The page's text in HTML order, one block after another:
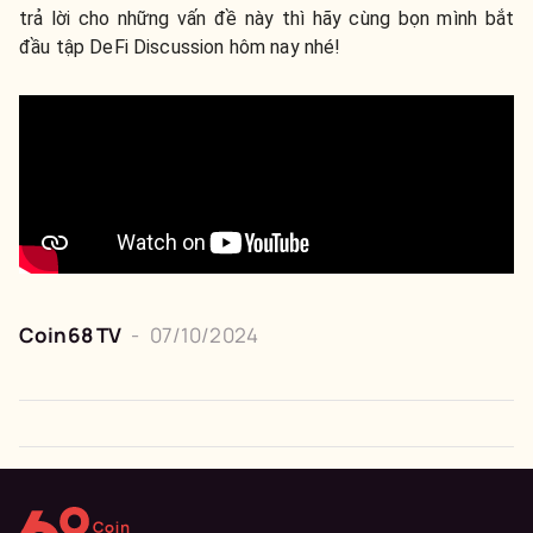
trả lời cho những vấn đề này thì hãy cùng bọn mình bắt
đầu tập DeFi Discussion hôm nay nhé!
Coin68 TV - 07/10/2024